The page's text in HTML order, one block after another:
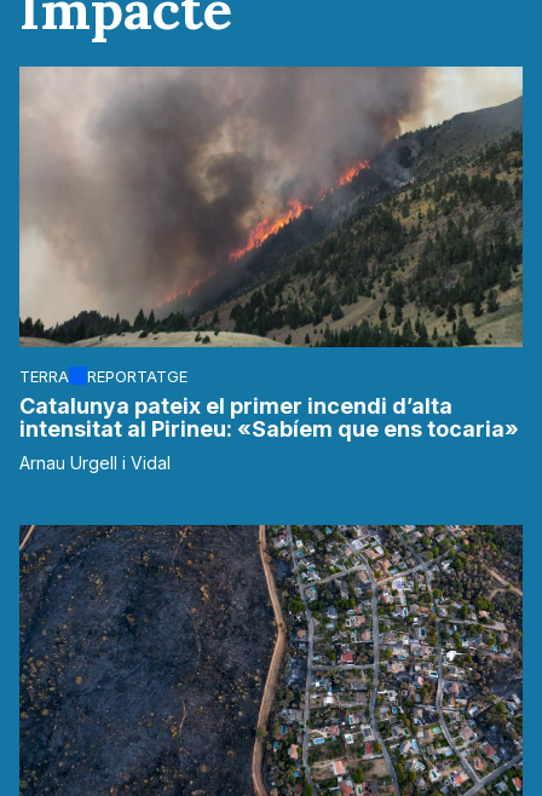
TERRA REPORTATGE
Catalunya pateix el primer incendi d’alta
intensitat al Pirineu: «Sabíem que ens tocaria»
Arnau Urgell i Vidal